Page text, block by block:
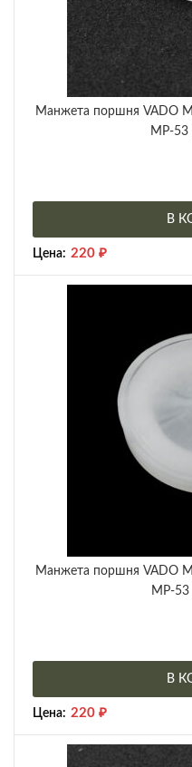
Манжета поршня VADO
МР-53
В
Цена: 220 ₽
Манжета поршня VADO
МР-53
В
Цена: 220 ₽